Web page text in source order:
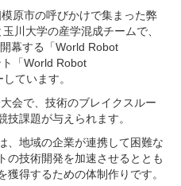
原市の呼びかけで集まった弊
川大学の産学混成チームで、
幕する「World Robot
「World Robot
ています。
会で、技術のブレイクスルー
技課題が与えられます。
、地域の企業が連携して困難な
の技術開発を加速させるととも
得するための体制作りです。